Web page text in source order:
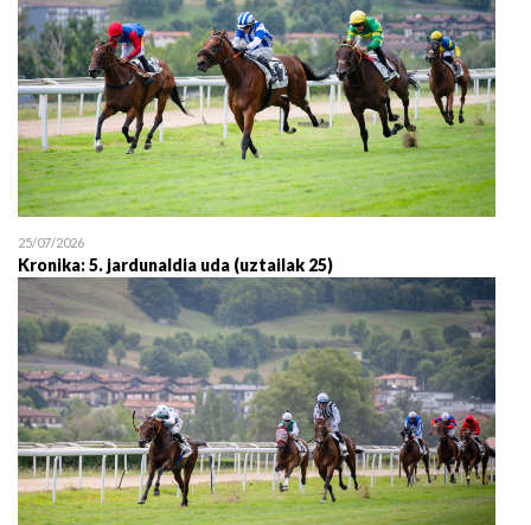
25/07/2026
Kronika: 5. jardunaldia uda (uztailak 25)